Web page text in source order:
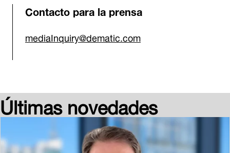
Contacto para la prensa
mediaInquiry@dematic.com
Últimas novedades